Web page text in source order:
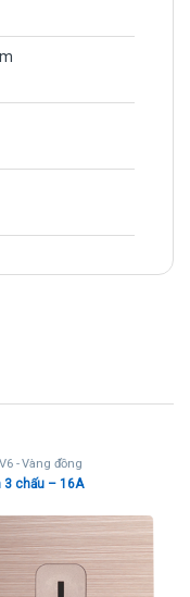
- Vàng đồng
3 chấu – 16A